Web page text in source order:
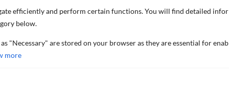
efficiently and perform certain functions. You will find detailed
below.
"Necessary" are stored on your browser as they are essential for
more